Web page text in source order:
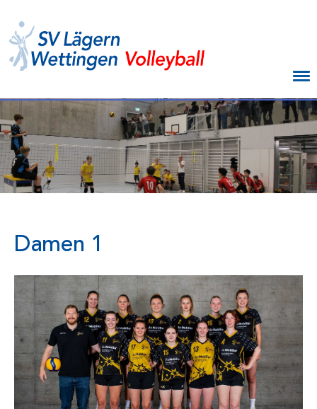
Damen 1